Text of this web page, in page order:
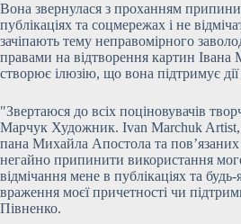
Вона звернулася з проханням
публікаціях та соцмережах і не
зачіпають тему неправомірного
правами на відтворення картин
створює ілюзію, що вона підтримує
"Звертаюся до всіх поціновувачів
Марчук Художник. Ivan Marchuk Artist,
пана Михайла Апостола та
негайно припинити використання
відмічання мене в публікаціях та
враження моєї причетності чи
Півненко.